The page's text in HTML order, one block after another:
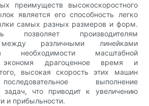
преимуществ высокоскоростного
является его способность легко
самых разных размеров и форм.
позволяет производителям
между различными линейками
необходимости масштабной
экономя драгоценное время и
высокая скорость этих машин
выполнение
задач, что приводит к увеличению
и прибыльности.